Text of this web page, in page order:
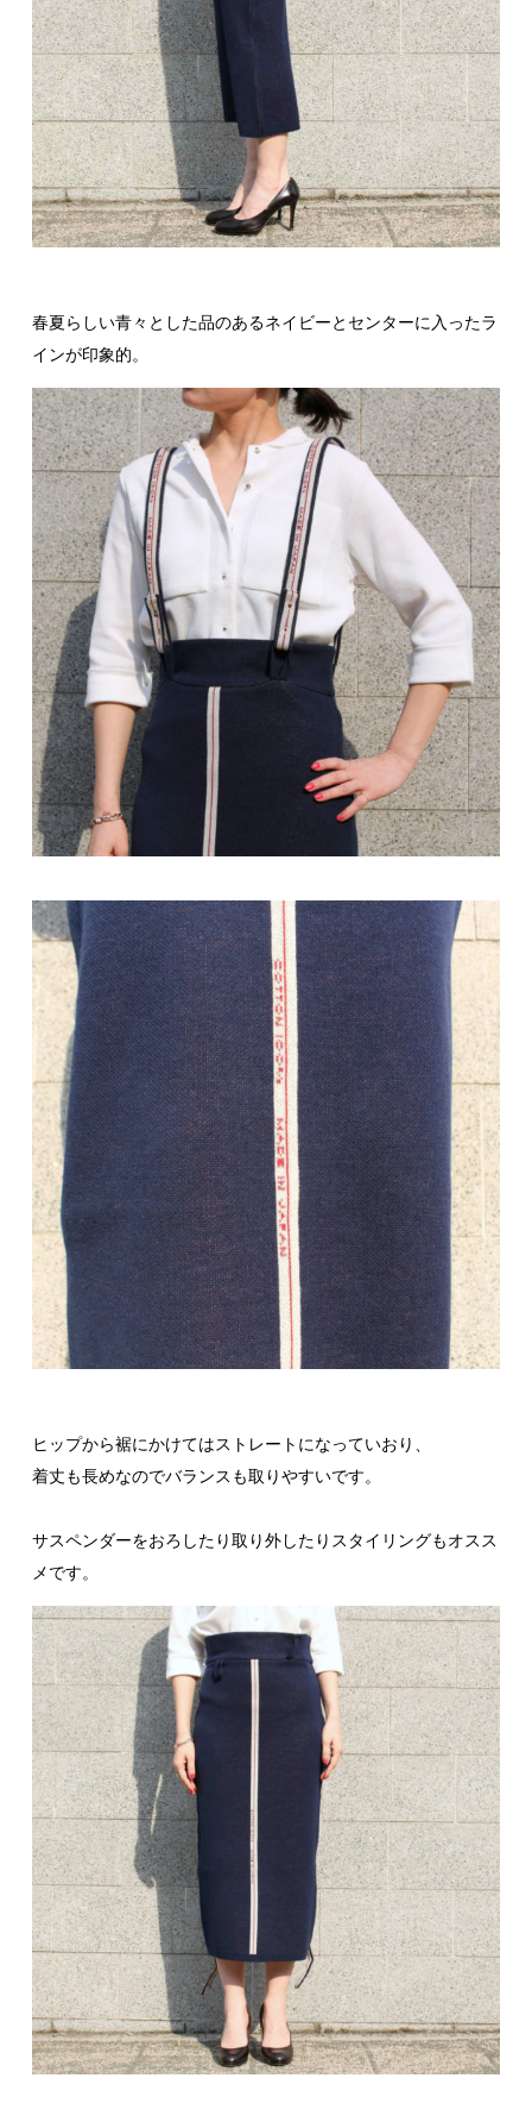
春夏らしい青々とした品のあるネイビーとセンターに入ったラ
インが印象的。
ヒップから裾にかけてはストレートになっていおり、
着丈も長めなのでバランスも取りやすいです。
サスペンダーをおろしたり取り外したりスタイリングもオスス
メです。